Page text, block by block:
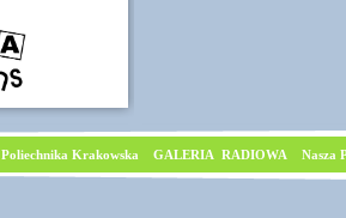
Poliechnika Krakowska GALERIA RADIOWA Nasza